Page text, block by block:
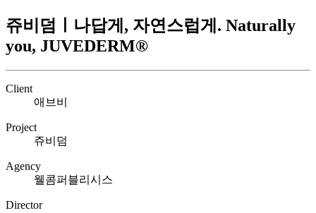
쥬비덤ㅣ나답게, 자연스럽게. Naturally
you, JUVEDERM®
Client
애브비
Project
쥬비덤
Agency
웰콤퍼블리시스
Director